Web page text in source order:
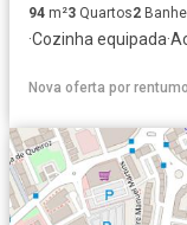
94 m²3 Quartos2
·Cozinha equipada·
Nova oferta por rentumo